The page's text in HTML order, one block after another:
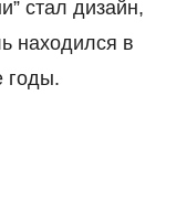
стал дизайн,
находился в
годы.